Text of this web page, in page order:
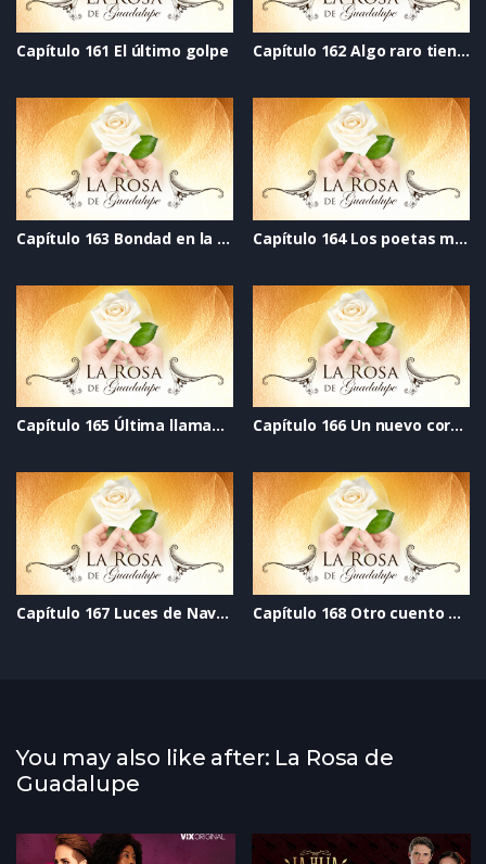
Capítulo 161 El último golpe Capítulo 162 Algo raro tiene Elisa
Capítulo 163 Bondad en la mirada Capítulo 164 Los poetas malditos
Capítulo 165 Última llamada al perdón Capítulo 166 Un nuevo corazón
Capítulo 167 Luces de Navidad Capítulo 168 Otro cuento de Navidad
You may also like after: La Rosa de
Guadalupe